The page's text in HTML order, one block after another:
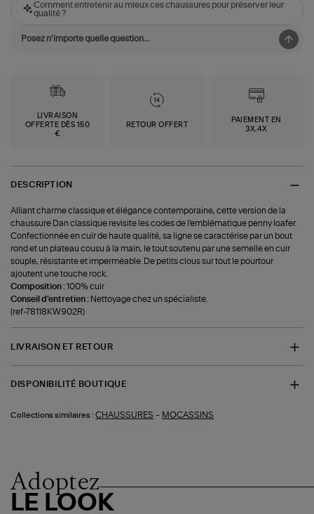
Comment entretenir au mieux ces chaussures pour préserver leur
qualité ?
LIVRAISON
OFFERTE DÈS 150
€
RETOUR OFFERT
PAIEMENT EN
3X,4X
DESCRIPTION
Alliant charme classique et élégance contemporaine, cette version de la
chaussure Dan classique revisite les codes de l'emblématique penny loafer.
Confectionnée en cuir de haute qualité, sa ligne se caractérise par un bout
rond et un plateau cousu à la main, le tout soutenu par une semelle en cuir
souple, résistante et imperméable. De petits clous sur tout le pourtour
ajoutent une touche rock.
Composition :100% cuir
Conseil d'entretien : Nettoyage chez un spécialiste.
(ref-78118KW902R)
LIVRAISON ET RETOUR
DISPONIBILITÉ BOUTIQUE
Collections similaires : CHAUSSURES - MOCASSINS
Adoptez
LE LOOK